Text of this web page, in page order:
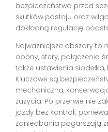
bezpieczeństwa przed
skutków postoju oraz
dokładną regulację
Najważniejsze obszary to
opony, stery, połączenia
także ustawienia
Kluczowe są
mechaniczna,
zużycia. Po przerwie nie
jazdy bez kontroli,
zaniedbania pogarszają